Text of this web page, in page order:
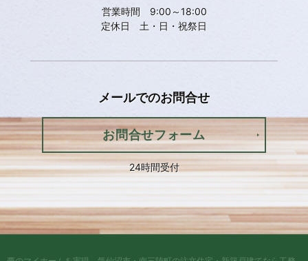
営業時間 9:00～18:00
定休日 土・日・祝祭日
メールでのお問合せ
お問合せフォーム
24時間受付